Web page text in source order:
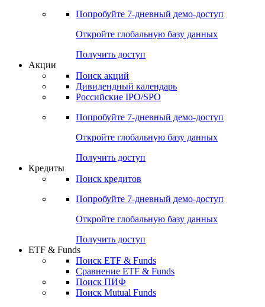
Попробуйте 7-дневный демо-доступ
Откройте глобальную базу данных
Получить доступ
Акции
Поиск акций
Дивидендный календарь
Российские IPO/SPO
Попробуйте 7-дневный демо-доступ
Откройте глобальную базу данных
Получить доступ
Кредиты
Поиск кредитов
Попробуйте 7-дневный демо-доступ
Откройте глобальную базу данных
Получить доступ
ETF & Funds
Поиск ETF & Funds
Сравнение ETF & Funds
Поиск ПИФ
Поиск Mutual Funds